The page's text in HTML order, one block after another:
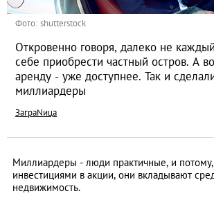
Фото: shutterstock
Откровенно говоря, далеко не
себе приобрести частный остров. А
аренду - уже доступнее. Так и
миллиардеры
ЗаграNица
Миллиардеры - люди практичные, и потому,
инвестициями в акции, они вкладывают
недвижимость.